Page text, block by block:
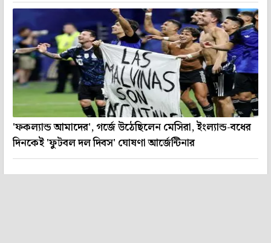
'ফকল্যান্ড আমাদের', গর্জে উঠেছিলেন মেসিরা, ইংল্যান্ড-বধের
দিনকেই 'ফুটবল দল দিবস' ঘোষণা আর্জেন্টিনার